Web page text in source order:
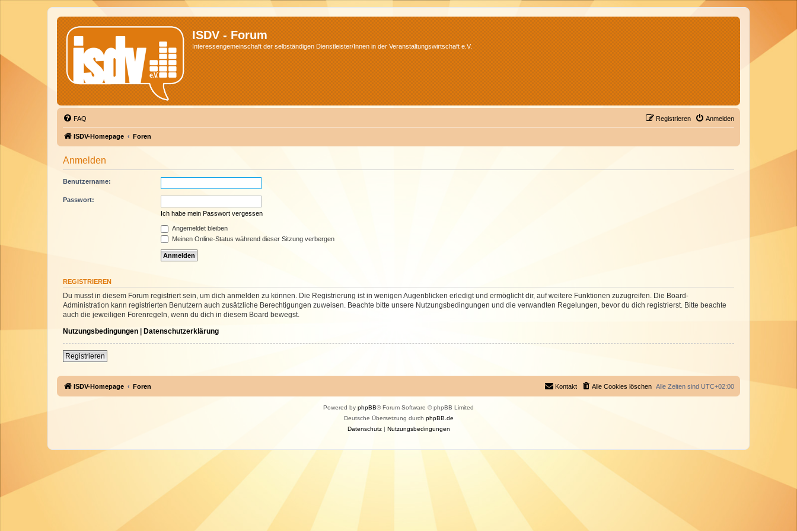
ISDV - Forum
Interessengemeinschaft der selbständigen Dienstleister/Innen in der Veranstaltungswirtschaft e.V.
FAQ Anmelden
Registrieren
ISDV-Homepage Foren
Anmelden
Benutzername:
Passwort:
Ich habe mein Passwort vergessen
Angemeldet bleiben
Meinen Online-Status während dieser Sitzung verbergen
REGISTRIEREN
Du musst in diesem Forum registriert sein, um dich anmelden zu können. Die Registrierung ist in wenigen Augenblicken erledigt und ermöglicht dir, auf weitere Funktionen zuzugreifen. Die Board-
Administration kann registrierten Benutzern auch zusätzliche Berechtigungen zuweisen. Beachte bitte unsere Nutzungsbedingungen und die verwandten Regelungen, bevor du dich registrierst. Bitte beachte
auch die jeweiligen Forenregeln, wenn du dich in diesem Board bewegst.
Nutzungsbedingungen | Datenschutzerklärung
Registrieren
ISDV-Homepage Foren Alle Zeiten sind UTC+02:00
Alle Cookies löschen
Kontakt
Powered by phpBB® Forum Software © phpBB Limited
Deutsche Übersetzung durch phpBB.de
Datenschutz| Nutzungsbedingungen